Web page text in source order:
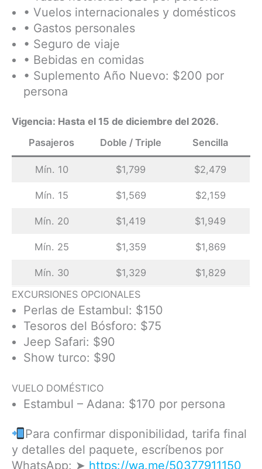
• Vuelos internacionales y domésticos
• Gastos personales
• Seguro de viaje
• Bebidas en comidas
• Suplemento Año Nuevo: $200 por
persona
Vigencia: Hasta el 15 de diciembre del 2026.
Pasajeros
Doble / Triple Sencilla
Mín. 10 $1,799 $2,479
Mín. 15 $1,569 $2,159
Mín. 20 $1,419 $1,949
Mín. 25 $1,359 $1,869
Mín. 30 $1,329
$1,829
EXCURSIONES OPCIONALES
Perlas de Estambul: $150
Tesoros del Bósforo: $75
Jeep Safari: $90
Show turco: $90
VUELO DOMÉSTICO
Estambul – Adana: $170 por persona
Para confirmar disponibilidad, tarifa final
y detalles del paquete, escríbenos por
WhatsApp: ➤ https://wa.me/50377911150